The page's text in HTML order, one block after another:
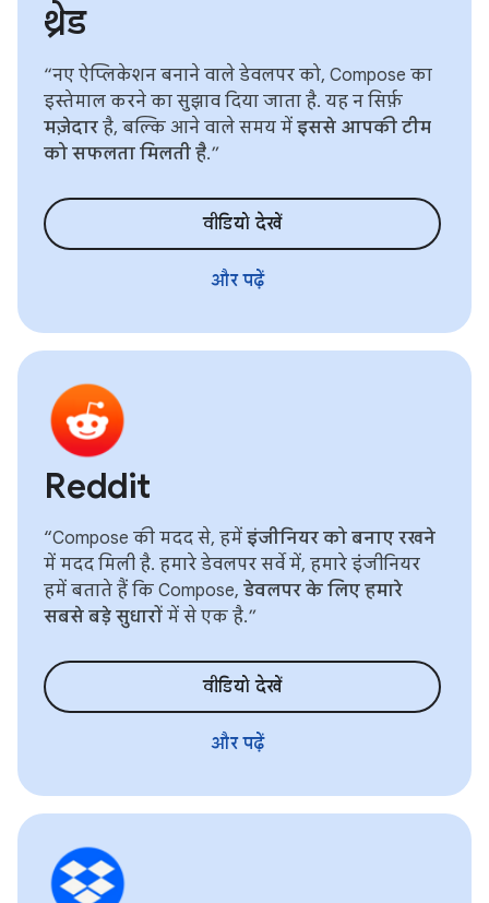
थ्रेड
“नए ऐप्लिकेशन बनाने वाले डेवलपर को, Compose का
इस्तेमाल करने का सुझाव दिया जाता है. यह न सिर्फ़
मज़ेदार है, बल्कि आने वाले समय में इससे आपकी टीम
को सफलता मिलती है.”
वीडियो देखें
और पढ़ें
Reddit
“Compose की मदद से, हमें इंजीनियर को बनाए रखने
में मदद मिली है. हमारे डेवलपर सर्वे में, हमारे इंजीनियर
हमें बताते हैं कि Compose, डेवलपर के लिए हमारे
सबसे बड़े सुधारों में से एक है.”
वीडियो देखें
और पढ़ें